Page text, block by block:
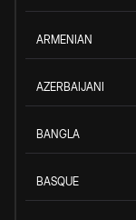
ARMENIAN
AZERBAIJANI
BANGLA
BASQUE